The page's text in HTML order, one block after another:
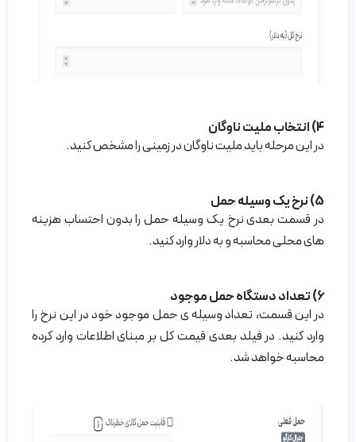
4) انتخاب ملیت ناوگان
در این مرحله باید ملیت ناوگان در زمینی را مشخص کنید.
5) نرخ یک وسیله حمل
در قسمت بعدی نرخ یک وسیله حمل را بدون احتساب هزینه
های محلی محاسبه و به دلار وارد کنید.
6) تعداد دستگاه حمل موجود
در این قسمت، تعداد وسیله ی حمل موجود خود در این نرخ را
وارد کنید. در فیلد بعدی قیمت کل بر مبنای اطلاعات وارد کرده
محاسبه خواهد شد.